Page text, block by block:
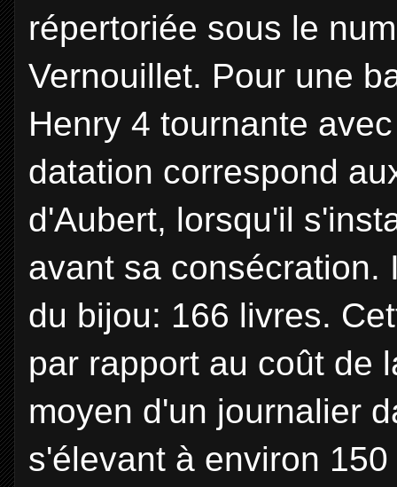
répertoriée sous le
Vernouillet. Pour une
Henry 4 tournante
datation correspond
d'Aubert, lorsqu'il
avant sa consécration.
du bijou: 166 livres.
par rapport au coût de
moyen d'un journalier
s'élevant à environ